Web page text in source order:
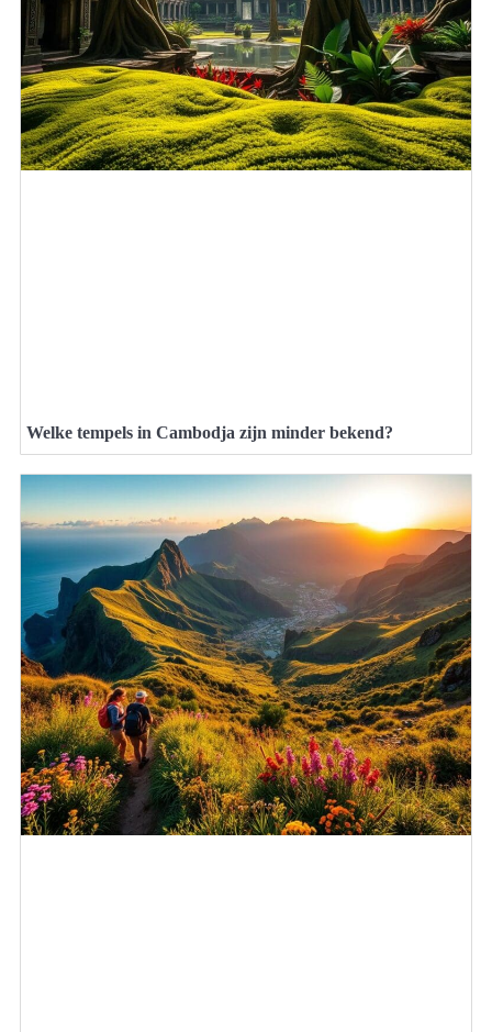
Welke tempels in Cambodja zijn minder bekend?